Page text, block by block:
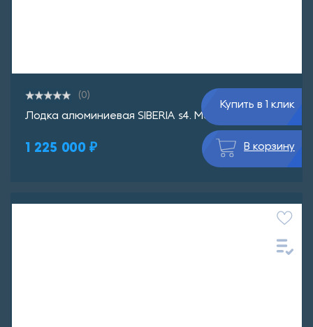
(0)
Лодка алюминиевая SIBERIA s4. Мод. 1
1 225 000 ₽
Купить в 1 клик
В корзину